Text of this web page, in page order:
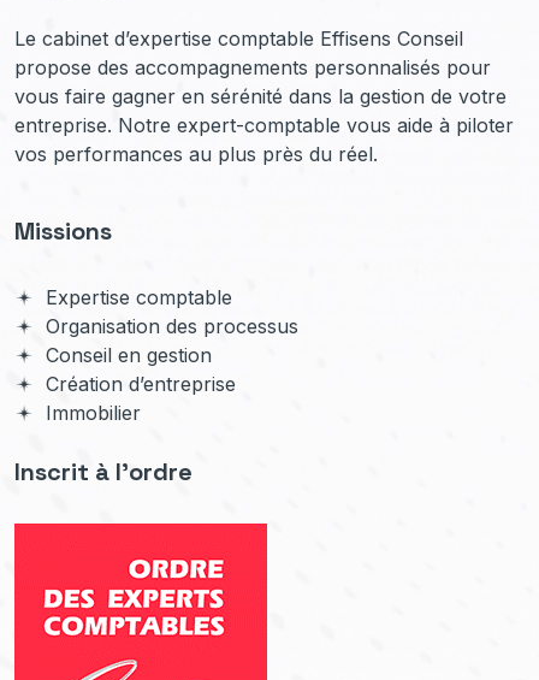
Le cabinet d’expertise comptable Effisens Conseil
propose des accompagnements personnalisés pour
vous faire gagner en sérénité dans la gestion de votre
entreprise. Notre expert-comptable vous aide à piloter
vos performances au plus près du réel.
Missions
Expertise comptable
Organisation des processus
Conseil en gestion
Création d’entreprise
Immobilier
Inscrit à l'ordre